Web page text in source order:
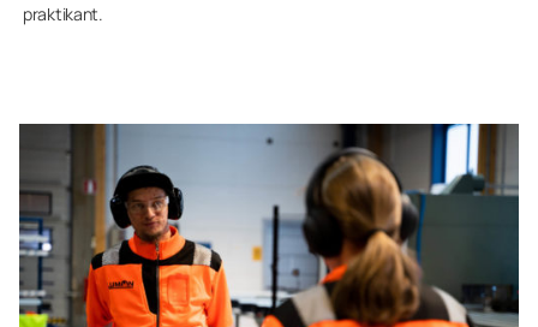
praktikant.